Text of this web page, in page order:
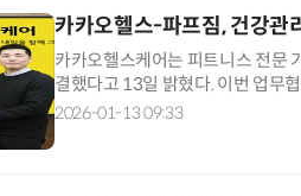
카카오헬스-파프짐, 건강관
카카오헬스케어는 피트니스 전문
결했다고 13일 밝혔다. 이번 업무
파프짐의 트레이너, 영양사, 물리
2026-01-13 09:33